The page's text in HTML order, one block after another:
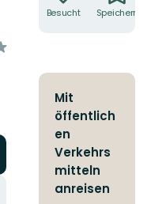
Besucht Speichern
Mit
öffentlich
en
Verkehrs
mitteln
anreisen